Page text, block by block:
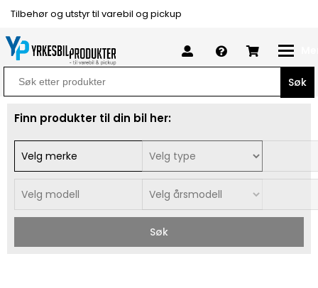
Tilbehør og utstyr til varebil og pickup
Search
for:
Finn produkter til din bil her:
Søk